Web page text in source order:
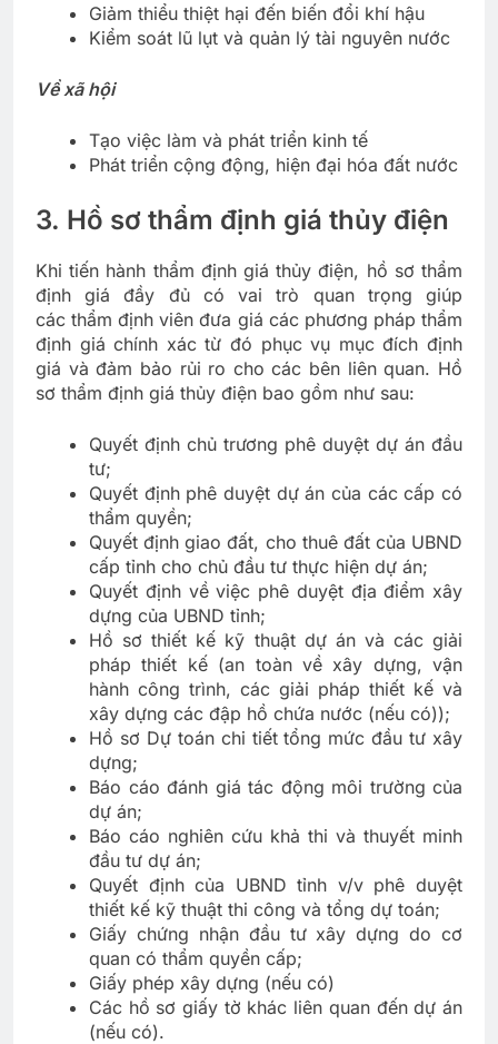
Giảm thiểu thiệt hại đến biến đổi khí hậu
Kiểm soát lũ lụt và quản lý tài nguyên nước
Về xã hội
Tạo việc làm và phát triển kinh tế
Phát triển cộng động, hiện đại hóa đất nước
3. Hồ sơ thẩm định giá thủy điện
Khi tiến hành thẩm định giá thủy điện, hồ sơ thẩm
định giá đầy đủ có vai trò quan trọng giúp
các thẩm định viên đưa giá các phương pháp thẩm
định giá chính xác từ đó phục vụ mục đích định
giá và đảm bảo rủi ro cho các bên liên quan. Hồ
sơ thẩm định giá thủy điện bao gồm như sau:
Quyết định chủ trương phê duyệt dự án đầu
tư;
Quyết định phê duyệt dự án của các cấp có
thẩm quyền;
Quyết định giao đất, cho thuê đất của UBND
cấp tỉnh cho chủ đầu tư thực hiện dự án;
Quyết định về việc phê duyệt địa điểm xây
dựng của UBND tỉnh;
Hồ sơ thiết kế kỹ thuật dự án và các giải
pháp thiết kế (an toàn về xây dựng, vận
hành công trình, các giải pháp thiết kế và
xây dựng các đập hồ chứa nước (nếu có));
Hồ sơ Dự toán chi tiết tổng mức đầu tư xây
dựng;
Báo cáo đánh giá tác động môi trường của
dự án;
Báo cáo nghiên cứu khả thi và thuyết minh
đầu tư dự án;
Quyết định của UBND tỉnh v/v phê duyệt
thiết kế kỹ thuật thi công và tổng dự toán;
Giấy chứng nhận đầu tư xây dựng do cơ
quan có thẩm quyền cấp;
Giấy phép xây dựng (nếu có)
Các hồ sơ giấy tờ khác liên quan đến dự án
(nếu có).